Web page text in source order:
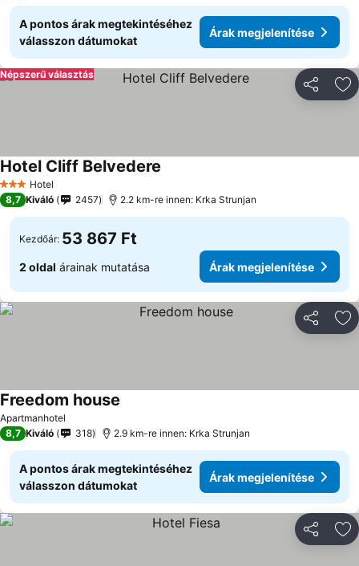
A pontos árak megtekintéséhez
válasszon dátumokat
Árak megjelenítése
Népszerű választás
3 Kategória
Hotel
Hotel Cliff Belvedere
8,7 Kiváló 2457 2.2 km-re innen: Krka Strunjan
Kezdőár: 53 867 Ft
2 oldal árainak mutatása Árak megjelenítése
Apartmanhotel
Freedom house
8,7 Kiváló 318 2.9 km-re innen: Krka Strunjan
A pontos árak megtekintéséhez
válasszon dátumokat
Árak megjelenítése